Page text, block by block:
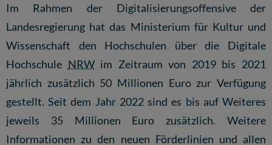
Im Rahmen der Digitalisierungsoffensive der
Landesregierung hat das Ministerium für Kultur und
Wissenschaft den Hochschulen über die Digitale
Hochschule NRWim Zeitraum von 2019 bis 2021
jährlich zusätzlich 50 Millionen Euro zur Verfügung
gestellt. Seit dem Jahr 2022 sind es bis auf Weiteres
jeweils 35 Millionen Euro zusätzlich. Weitere
Informationen zu den neuen Förderlinien und allen